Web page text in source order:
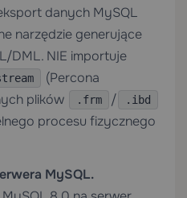
danych MySQL
narzędzie generujące
DML. NIE importuje
(Percona
plików
.frm / .ibd
procesu fizycznego
MySQL.